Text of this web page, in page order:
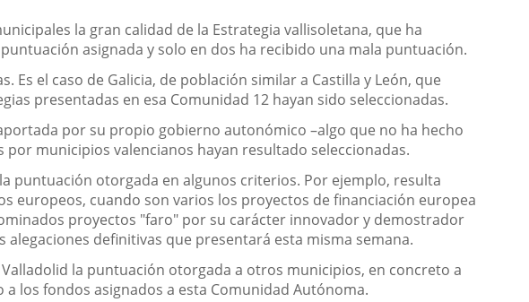
la gran calidad de la Estrategia vallisoletana, que ha
asignada y solo en dos ha recibido una mala puntuación.
el caso de Galicia, de población similar a Castilla y León, que
presentadas en esa Comunidad 12 hayan sido seleccionadas.
por su propio gobierno autonómico –algo que no ha hecho
por municipios valencianos hayan resultado seleccionadas.
puntuación otorgada en algunos criterios. Por ejemplo, resulta
europeos, cuando son varios los proyectos de financiación europea
proyectos "faro" por su carácter innovador y demostrador
definitivas que presentará esta misma semana.
la puntuación otorgada a otros municipios, en concreto a
los fondos asignados a esta Comunidad Autónoma.